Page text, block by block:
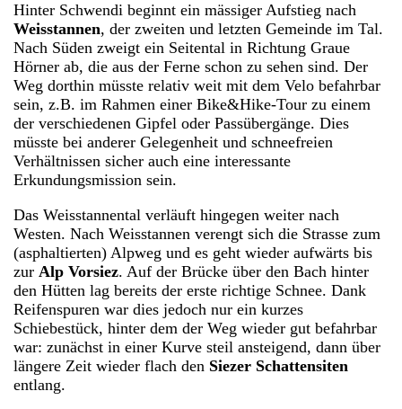
Hinter Schwendi beginnt ein mässiger Aufstieg nach
Weisstannen, der zweiten und letzten Gemeinde im Tal.
Nach Süden zweigt ein Seitental in Richtung Graue
Hörner ab, die aus der Ferne schon zu sehen sind. Der
Weg dorthin müsste relativ weit mit dem Velo befahrbar
sein, z.B. im Rahmen einer Bike&Hike-Tour zu einem
der verschiedenen Gipfel oder Passübergänge. Dies
müsste bei anderer Gelegenheit und schneefreien
Verhältnissen sicher auch eine interessante
Erkundungsmission sein.
Das Weisstannental verläuft hingegen weiter nach
Westen. Nach Weisstannen verengt sich die Strasse zum
(asphaltierten) Alpweg und es geht wieder aufwärts bis
zur Alp Vorsiez. Auf der Brücke über den Bach hinter
den Hütten lag bereits der erste richtige Schnee. Dank
Reifenspuren war dies jedoch nur ein kurzes
Schiebestück, hinter dem der Weg wieder gut befahrbar
war: zunächst in einer Kurve steil ansteigend, dann über
längere Zeit wieder flach den Siezer Schattensiten
entlang.